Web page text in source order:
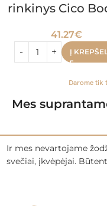
rinkinys Cico
41.27€
Į
Darome tik
Mes
Ir mes nevartojame
svečiai, įkvėpėjai.